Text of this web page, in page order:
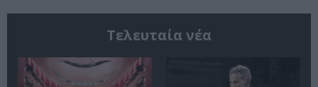
Τελευταία νέα